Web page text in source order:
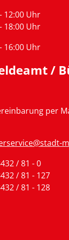
12:00 Uhr
18:00 Uhr
16:00 Uhr
/
per
/ 81 - 0
/ 81 - 127
/ 81 - 128